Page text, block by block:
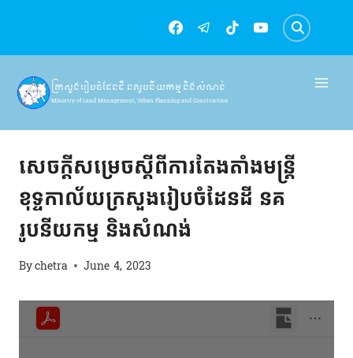
content
ក្រសួងរៀបចំដែនដី នគរូបនីយកម្ម និងសំណង់
Ministry of Land Management, Urban Planning and Construction
សេចក្ដីសម្រេចស្ដីពីការតែងតាំងមន្រ្តី
ខុទ្ទកាល័យក្រសួងរៀបចំដែនដី នគ
រូបនីយកម្ម និងសំណង់
Bychetra June 4, 2023